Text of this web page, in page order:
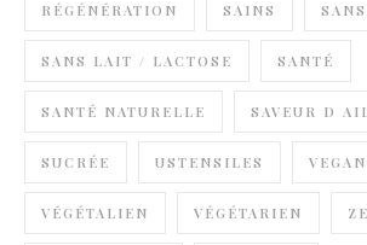
RÉGÉNÉRATION SAINS
SANS LAIT / LACTOSE SANTÉ
SANTÉ NATURELLE SAVEUR D
SUCRÉE USTENSILES VEGAN
VÉGÉTALIEN VÉGÉTARIEN